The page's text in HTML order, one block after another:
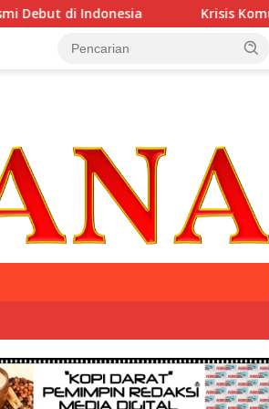
Krisis Komunikasi